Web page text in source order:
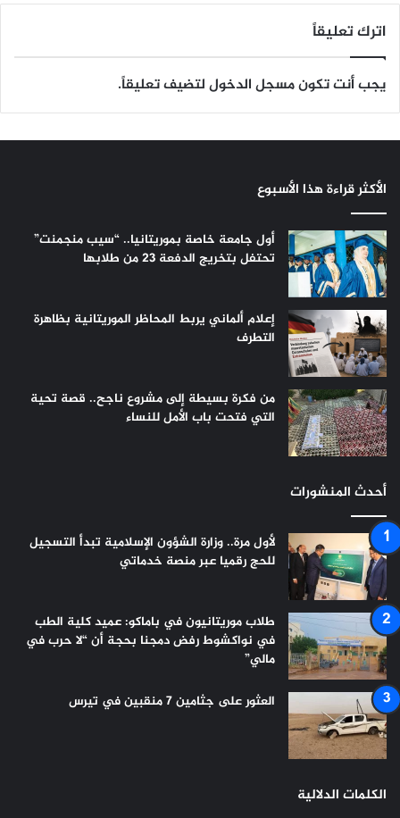
اترك تعليقاً
يجب أنت تكونمسجل الدخوللتضيف تعليقاً.
الأكثر قراءة هذا الأسبوع
أول جامعة خاصة بموريتانيا.. “سيب منجمنت”
تحتفل بتخريج الدفعة 23 من طلابها
إعلام ألماني يربط المحاظر الموريتانية بظاهرة
التطرف
من فكرة بسيطة إلى مشروع ناجح.. قصة تحية
التي فتحت باب الأمل للنساء
أحدث المنشورات
لأول مرة.. وزارة الشؤون الإسلامية تبدأ التسجيل
للحج رقميا عبر منصة خدماتي
طلاب موريتانيون في باماكو: عميد كلية الطب
في نواكشوط رفض دمجنا بحجة أن “لا حرب في
مالي”
العثور على جثامين 7 منقبين في تيرس
الكلمات الدلالية